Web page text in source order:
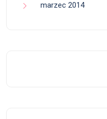
marzec 2014